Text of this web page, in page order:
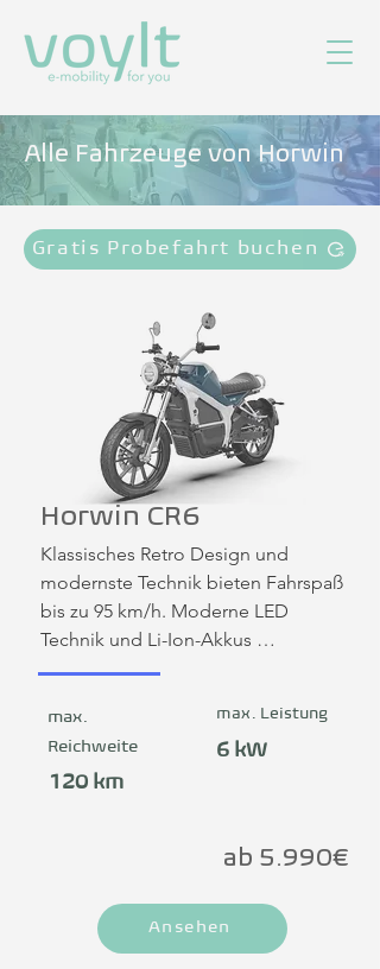
Alle Fahrzeuge von Horwin
Gratis Probefahrt buchen
Horwin CR6
Klassisches Retro Design und
modernste Technik bieten Fahrspaß
bis zu 95 km/h. Moderne LED
Technik und Li-Ion-Akkus
versprechen eine große Reichweite
Sicherheitsstandards.
max.
Reichweite
120 km
max. Leistung
6 kW
ab 5.990€
Ansehen